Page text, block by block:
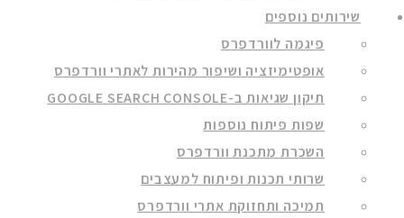
שירותים נוספים
פיגמה לוורדפרס
אופטימיזציה ושיפור מהירות לאתרי וורדפרס
תיקון שגיאות ב-GOOGLE SEARCH CONSOLE
שפות פיתוח נוספות
השכרת מתכנת וורדפרס
שרותי תכנות ופיתוח למעצבים
תמיכה ותחזוקת אתרי וורדפרס